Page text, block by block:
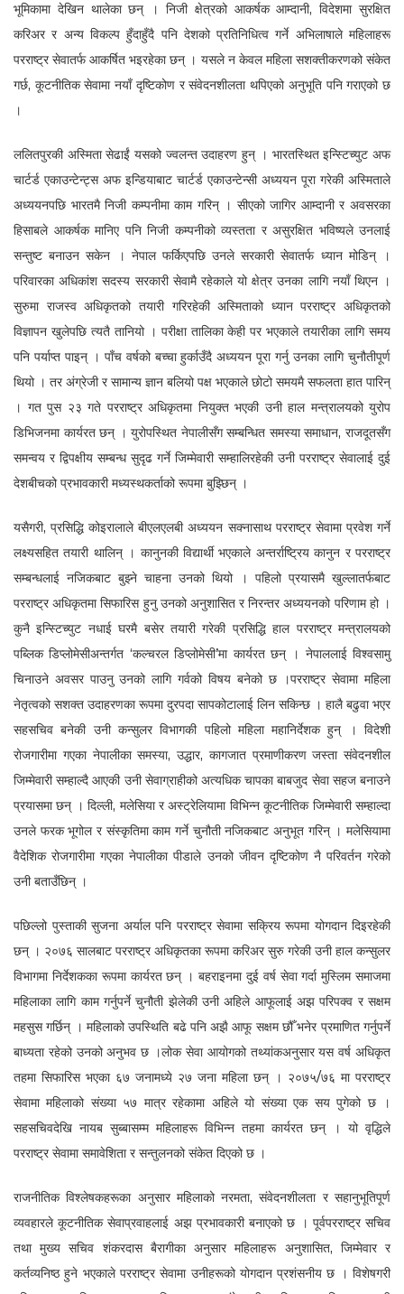
भूमिकामा देखिन थालेका छन् । निजी क्षेत्रको आकर्षक आम्दानी, विदेशमा सुरक्षित
करिअर र अन्य विकल्प हुँदाहुँदै पनि देशको प्रतिनिधित्व गर्ने अभिलाषाले महिलाहरू
परराष्ट्र सेवातर्फ आकर्षित भइरहेका छन् । यसले न केवल महिला सशक्तीकरणको संकेत
गर्छ, कूटनीतिक सेवामा नयाँ दृष्टिकोण र संवेदनशीलता थपिएको अनुभूति पनि गराएको छ
।
ललितपुरकी अस्मिता सेढाईं यसको ज्वलन्त उदाहरण हुन् । भारतस्थित इन्स्टिच्युट अफ
चार्टर्ड एकाउन्टेन्ट्स अफ इन्डियाबाट चार्टर्ड एकाउन्टेन्सी अध्ययन पूरा गरेकी अस्मिताले
अध्ययनपछि भारतमै निजी कम्पनीमा काम गरिन् । सीएको जागिर आम्दानी र अवसरका
हिसाबले आकर्षक मानिए पनि निजी कम्पनीको व्यस्तता र असुरक्षित भविष्यले उनलाई
सन्तुष्ट बनाउन सकेन । नेपाल फर्किएपछि उनले सरकारी सेवातर्फ ध्यान मोडिन् ।
परिवारका अधिकांश सदस्य सरकारी सेवामै रहेकाले यो क्षेत्र उनका लागि नयाँ थिएन ।
सुरुमा राजस्व अधिकृतको तयारी गरिरहेकी अस्मिताको ध्यान परराष्ट्र अधिकृतको
विज्ञापन खुलेपछि त्यतै तानियो । परीक्षा तालिका केही पर भएकाले तयारीका लागि समय
पनि पर्याप्त पाइन् । पाँच वर्षको बच्चा हुर्काउँदै अध्ययन पूरा गर्नु उनका लागि चुनौतीपूर्ण
थियो । तर अंग्रेजी र सामान्य ज्ञान बलियो पक्ष भएकाले छोटो समयमै सफलता हात पारिन्
। गत पुस २३ गते परराष्ट्र अधिकृतमा नियुक्त भएकी उनी हाल मन्त्रालयको युरोप
डिभिजनमा कार्यरत छन् । युरोपस्थित नेपालीसँग सम्बन्धित समस्या समाधान, राजदूतसँग
समन्वय र द्विपक्षीय सम्बन्ध सुदृढ गर्ने जिम्मेवारी सम्हालिरहेकी उनी परराष्ट्र सेवालाई दुई
देशबीचको प्रभावकारी मध्यस्थकर्ताको रूपमा बुझ्छिन् ।
यसैगरी, प्रसिद्धि कोइरालाले बीएलएलबी अध्ययन सक्नासाथ परराष्ट्र सेवामा प्रवेश गर्ने
लक्ष्यसहित तयारी थालिन् । कानुनकी विद्यार्थी भएकाले अन्तर्राष्ट्रिय कानुन र परराष्ट्र
सम्बन्धलाई नजिकबाट बुझ्ने चाहना उनको थियो । पहिलो प्रयासमै खुल्लातर्फबाट
परराष्ट्र अधिकृतमा सिफारिस हुनु उनको अनुशासित र निरन्तर अध्ययनको परिणाम हो ।
कुनै इन्स्टिच्युट नधाई घरमै बसेर तयारी गरेकी प्रसिद्धि हाल परराष्ट्र मन्त्रालयको
पब्लिक डिप्लोमेसीअन्तर्गत ‘कल्चरल डिप्लोमेसी’मा कार्यरत छन् । नेपाललाई विश्वसामु
चिनाउने अवसर पाउनु उनको लागि गर्वको विषय बनेको छ ।परराष्ट्र सेवामा महिला
नेतृत्वको सशक्त उदाहरणका रूपमा दुरपदा सापकोटालाई लिन सकिन्छ । हालै बढुवा भएर
सहसचिव बनेकी उनी कन्सुलर विभागकी पहिलो महिला महानिर्देशक हुन् । विदेशी
रोजगारीमा गएका नेपालीका समस्या, उद्धार, कागजात प्रमाणीकरण जस्ता संवेदनशील
जिम्मेवारी सम्हाल्दै आएकी उनी सेवाग्राहीको अत्यधिक चापका बाबजुद सेवा सहज बनाउने
प्रयासमा छन् । दिल्ली, मलेसिया र अस्ट्रेलियामा विभिन्न कूटनीतिक जिम्मेवारी सम्हाल्दा
उनले फरक भूगोल र संस्कृतिमा काम गर्ने चुनौती नजिकबाट अनुभूत गरिन् । मलेसियामा
वैदेशिक रोजगारीमा गएका नेपालीका पीडाले उनको जीवन दृष्टिकोण नै परिवर्तन गरेको
उनी बताउँछिन् ।
पछिल्लो पुस्ताकी सुजना अर्याल पनि परराष्ट्र सेवामा सक्रिय रूपमा योगदान दिइरहेकी
छन् । २०७६ सालबाट परराष्ट्र अधिकृतका रूपमा करिअर सुरु गरेकी उनी हाल कन्सुलर
विभागमा निर्देशकका रूपमा कार्यरत छन् । बहराइनमा दुई वर्ष सेवा गर्दा मुस्लिम समाजमा
महिलाका लागि काम गर्नुपर्ने चुनौती झेलेकी उनी अहिले आफूलाई अझ परिपक्व र सक्षम
महसुस गर्छिन् । महिलाको उपस्थिति बढे पनि अझै आफू सक्षम छौँ भनेर प्रमाणित गर्नुपर्ने
बाध्यता रहेको उनको अनुभव छ ।लोक सेवा आयोगको तथ्यांकअनुसार यस वर्ष अधिकृत
तहमा सिफारिस भएका ६७ जनामध्ये २७ जना महिला छन् । २०७५/७६ मा परराष्ट्र
सेवामा महिलाको संख्या ५७ मात्र रहेकामा अहिले यो संख्या एक सय पुगेको छ ।
सहसचिवदेखि नायब सुब्बासम्म महिलाहरू विभिन्न तहमा कार्यरत छन् । यो वृद्धिले
परराष्ट्र सेवामा समावेशिता र सन्तुलनको संकेत दिएको छ ।
राजनीतिक विश्लेषकहरूका अनुसार महिलाको नरमता, संवेदनशीलता र सहानुभूतिपूर्ण
व्यवहारले कूटनीतिक सेवाप्रवाहलाई अझ प्रभावकारी बनाएको छ । पूर्वपरराष्ट्र सचिव
तथा मुख्य सचिव शंकरदास बैरागीका अनुसार महिलाहरू अनुशासित, जिम्मेवार र
कर्तव्यनिष्ठ हुने भएकाले परराष्ट्र सेवामा उनीहरूको योगदान प्रशंसनीय छ । विशेषगरी